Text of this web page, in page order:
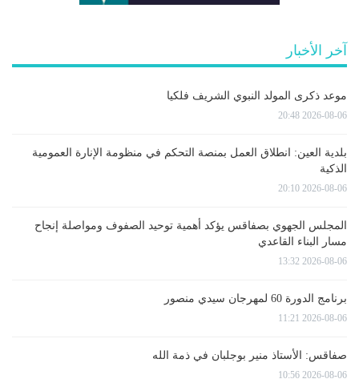
آخر الأخبار
موعد ذكرى المولد النبوي الشريف فلكيا
2026-08-06 20:48
بلدية العين: انطلاق العمل بمنصة التحكم في منظومة الإنارة العمومية
الذكية
2026-08-06 20:10
المجلس الجهوي بصفاقس يؤكد أهمية توحيد الصفوف ومواصلة إنجاح
مسار البناء القاعدي
2026-08-06 13:32
برنامج الدورة 60 لمهرجان سيدي منصور
2026-08-06 11:21
صفاقس: الأستاذ منير بوجلبان في ذمة الله
2026-08-06 10:56